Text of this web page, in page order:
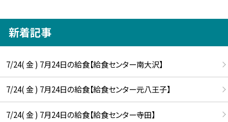
新着記事
7/24( 金 ) 7月24日の給食【給食センター南大沢】
7/24( 金 ) 7月24日の給食【給食センター元八王子】
7/24( 金 ) 7月24日の給食【給食センター寺田】